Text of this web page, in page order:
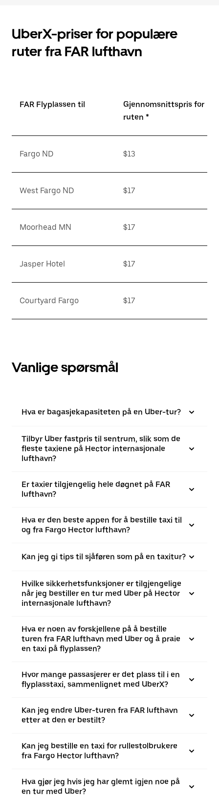
UberX-priser for populære
ruter fra FAR lufthavn
FAR Flyplassen til
Gjennomsnittspris for
ruten *
Fargo ND $13
West Fargo ND $17
Moorhead MN $17
Jasper Hotel $17
Courtyard Fargo $17
Vanlige spørsmål
Hva er bagasjekapasiteten på en Uber-tur?
Tilbyr Uber fastpris til sentrum, slik som de
fleste taxiene på Hector internasjonale
lufthavn?
Er taxier tilgjengelig hele døgnet på FAR
lufthavn?
Hva er den beste appen for å bestille taxi til
og fra Fargo Hector lufthavn?
Kan jeg gi tips til sjåføren som på en taxitur?
Hvilke sikkerhetsfunksjoner er tilgjengelige
når jeg bestiller en tur med Uber på Hector
internasjonale lufthavn?
Hva er noen av forskjellene på å bestille
turen fra FAR lufthavn med Uber og å praie
en taxi på flyplassen?
Hvor mange passasjerer er det plass til i en
flyplasstaxi, sammenlignet med UberX?
Kan jeg endre Uber-turen fra FAR lufthavn
etter at den er bestilt?
Kan jeg bestille en taxi for rullestolbrukere
fra Fargo Hector lufthavn?
Hva gjør jeg hvis jeg har glemt igjen noe på
en tur med Uber?